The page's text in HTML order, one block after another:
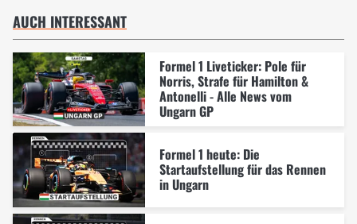
AUCH INTERESSANT
Formel 1 Liveticker: Pole für
Norris, Strafe für Hamilton &
Antonelli - Alle News vom
Ungarn GP
Formel 1 heute: Die
Startaufstellung für das Rennen
in Ungarn